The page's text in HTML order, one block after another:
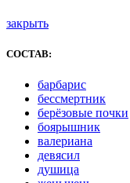
закрыть
СОСТАВ:
барбарис
бессмертник
берёзовые почки
боярышник
валериана
девясил
душица